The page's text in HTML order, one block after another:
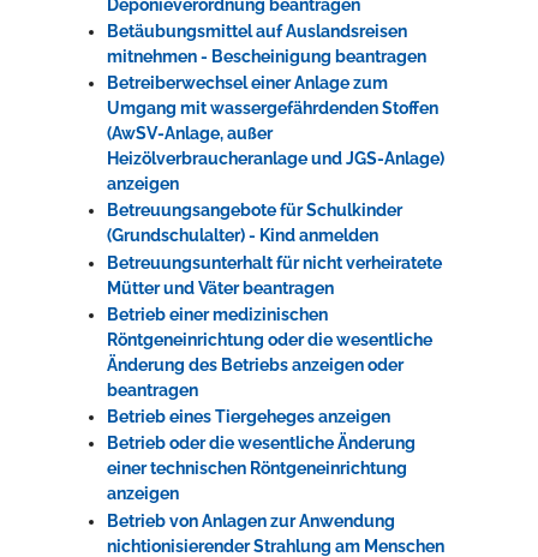
Deponieverordnung beantragen
Betäubungsmittel auf Auslandsreisen
mitnehmen - Bescheinigung beantragen
Betreiberwechsel einer Anlage zum
Umgang mit wassergefährdenden Stoffen
(AwSV-Anlage, außer
Heizölverbraucheranlage und JGS-Anlage)
anzeigen
Betreuungsangebote für Schulkinder
(Grundschulalter) - Kind anmelden
Betreuungsunterhalt für nicht verheiratete
Mütter und Väter beantragen
Betrieb einer medizinischen
Röntgeneinrichtung oder die wesentliche
Änderung des Betriebs anzeigen oder
beantragen
Betrieb eines Tiergeheges anzeigen
Betrieb oder die wesentliche Änderung
einer technischen Röntgeneinrichtung
anzeigen
Betrieb von Anlagen zur Anwendung
nichtionisierender Strahlung am Menschen